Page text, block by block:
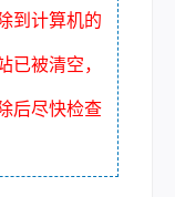
到计算机的
已被清空，
后尽快检查